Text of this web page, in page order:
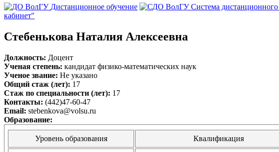
Дистанционное обучение
Система
кабинет"
Стебенькова Наталия Алексеевна
Должность: Доцент
Ученая степень: кандидат физико-математических наук
Ученое звание: Не указано
Общий стаж (лет): 17
Стаж по специальности (лет): 17
Контакты: (442)47-60-47
Email: stebenkova@volsu.ru
Образование:
Уровень образования Квалификация